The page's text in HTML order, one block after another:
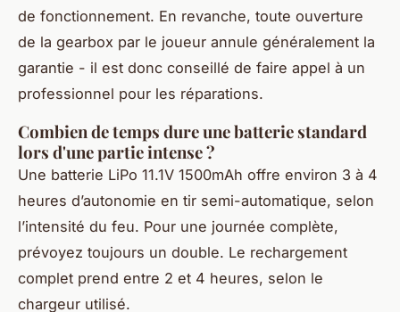
de fonctionnement. En revanche, toute ouverture
de la gearbox par le joueur annule généralement la
garantie - il est donc conseillé de faire appel à un
professionnel pour les réparations.
Combien de temps dure une batterie standard
lors d'une partie intense ?
Une batterie LiPo 11.1V 1500mAh offre environ 3 à 4
heures d’autonomie en tir semi-automatique, selon
l’intensité du feu. Pour une journée complète,
prévoyez toujours un double. Le rechargement
complet prend entre 2 et 4 heures, selon le
chargeur utilisé.